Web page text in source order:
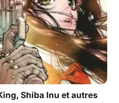
Shiba Inu et autres